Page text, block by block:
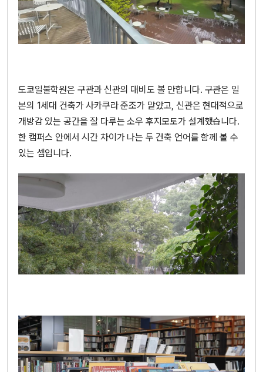
도쿄일불학원은 구관과 신관의 대비도 볼 만합니다. 구관은 일
본의 1세대 건축가 사카쿠라 준조가 맡았고, 신관은 현대적으로
개방감 있는 공간을 잘 다루는 소우 후지모토가 설계했습니다.
한 캠퍼스 안에서 시간 차이가 나는 두 건축 언어를 함께 볼 수
있는 셈입니다.